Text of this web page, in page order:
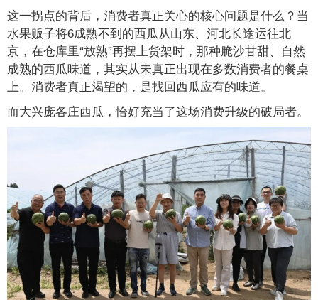
这一拐点的背后，消费者真正关心的核心问题是什么？当
水果贩子将6成熟不到的西瓜从山东、河北长途运往北
京，在仓库里“放熟”再摆上货架时，那种脆沙甘甜、自然
成熟的西瓜味道，其实从未真正出现在多数消费者的餐桌
上。消费者真正渴望的，是找回西瓜应有的味道。
而大兴庞各庄西瓜，恰好充当了这场消费升级的破局者。